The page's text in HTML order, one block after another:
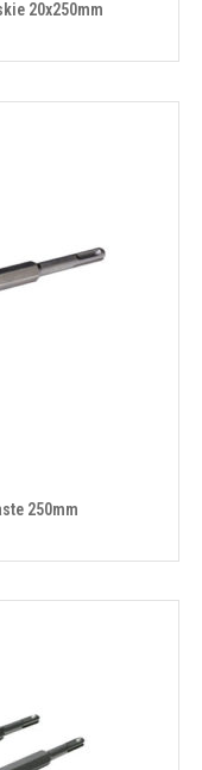
20x250mm
250mm